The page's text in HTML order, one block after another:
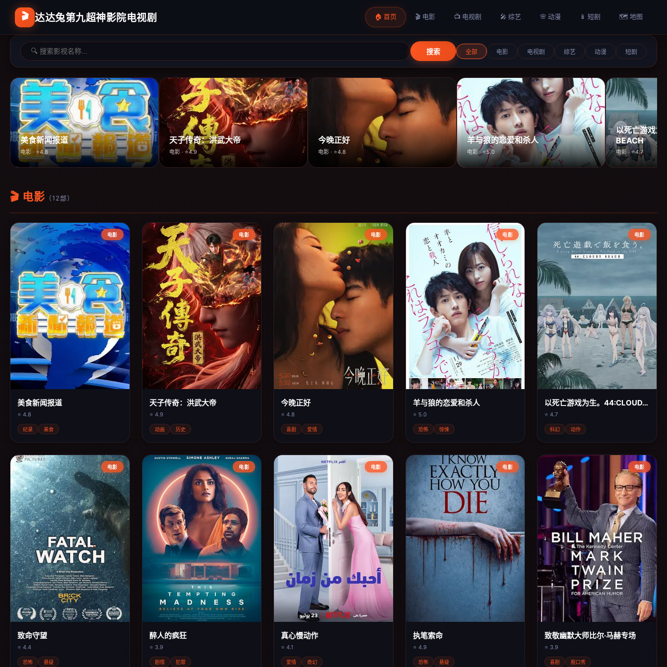
🎬 达达兔第九超神影院电视剧 🏠 首页 🎬 电影 📺 电视剧 🎤 综艺 🌸 动漫 📱 短剧 🗺️ 地图
搜索 全部 电影 电视剧 综艺 动漫 短剧
美食新闻报道
电影 · ⭐4.8
天子传奇：洪武大帝
电影 · ⭐4.9
今晚正好
电影 · ⭐4.8
羊与狼的恋爱和杀人
电影 · ⭐5.0
以死亡游戏
BEACH
电影 · ⭐4.7
🎬 电影 （12部）
电影
美食新闻报道
⭐ 4.8
纪录 美食
电影
天子传奇：洪武大帝
⭐ 4.9
动画 历史
电影
今晚正好
⭐ 4.8
喜剧 爱情
电影
羊与狼的恋爱和杀人
⭐ 5.0
恐怖 惊悚
电影
以死亡游戏为生。44:CLOUDY BEACH
⭐ 4.7
科幻 动作
电影
致命守望
⭐ 4.4
恐怖 悬疑
电影
醉人的疯狂
⭐ 3.9
剧情 犯罪
电影
真心慢动作
⭐ 4.1
爱情 奇幻
电影
执笔索命
⭐ 4.9
恐怖 悬疑
电影
致敬幽默大师比尔·马赫专场
⭐ 3.9
喜剧 脱口秀